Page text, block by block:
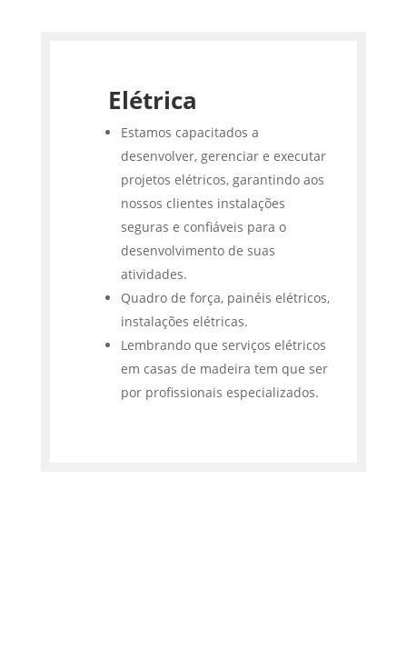
Elétrica
Estamos capacitados a
desenvolver, gerenciar e executar
projetos elétricos, garantindo aos
nossos clientes instalações
seguras e confiáveis para o
desenvolvimento de suas
atividades.
Quadro de força, painéis elétricos,
instalações elétricas.
Lembrando que serviços elétricos
em casas de madeira tem que ser
por profissionais especializados.